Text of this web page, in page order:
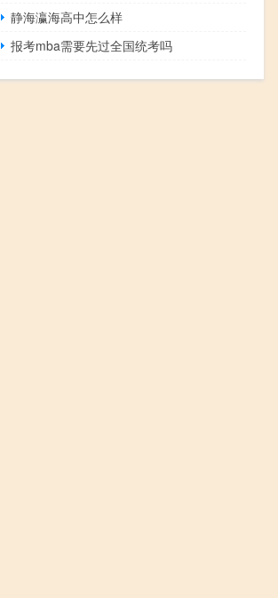
静海瀛海高中怎么样
报考mba需要先过全国统考吗